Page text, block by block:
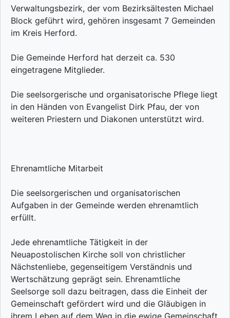
Verwaltungsbezirk, der vom Bezirksältesten Michael
Block geführt wird, gehören insgesamt 7 Gemeinden
im Kreis Herford.
Die Gemeinde Herford hat derzeit ca. 530
eingetragene Mitglieder.
Die seelsorgerische und organisatorische Pflege liegt
in den Händen von Evangelist Dirk Pfau, der von
weiteren Priestern und Diakonen unterstützt wird.
Ehrenamtliche Mitarbeit
Die seelsorgerischen und organisatorischen
Aufgaben in der Gemeinde werden ehrenamtlich
erfüllt.
Jede ehrenamtliche Tätigkeit in der
Neuapostolischen Kirche soll von christlicher
Nächstenliebe, gegenseitigem Verständnis und
Wertschätzung geprägt sein. Ehrenamtliche
Seelsorge soll dazu beitragen, dass die Einheit der
Gemeinschaft gefördert wird und die Gläubigen in